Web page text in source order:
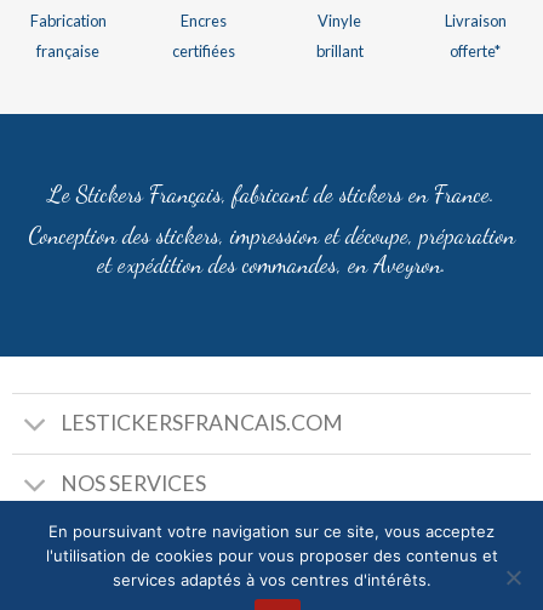
Fabrication
française
Encres
certifiées
Vinyle
brillant
Livraison
offerte*
Le Stickers Français, fabricant de stickers en France.
Conception des stickers, impression et découpe, préparation
et expédition des commandes, en Aveyron.
LESTICKERSFRANCAIS.COM
NOS SERVICES
En poursuivant votre navigation sur ce site, vous acceptez
l'utilisation de cookies pour vous proposer des contenus et
services adaptés à vos centres d'intérêts.